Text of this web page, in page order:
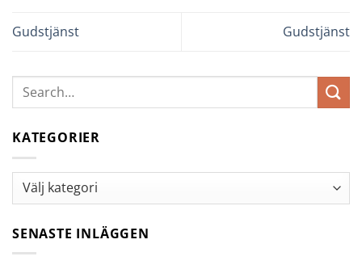
Gudstjänst Gudstjänst
KATEGORIER
Kategorier
SENASTE INLÄGGEN